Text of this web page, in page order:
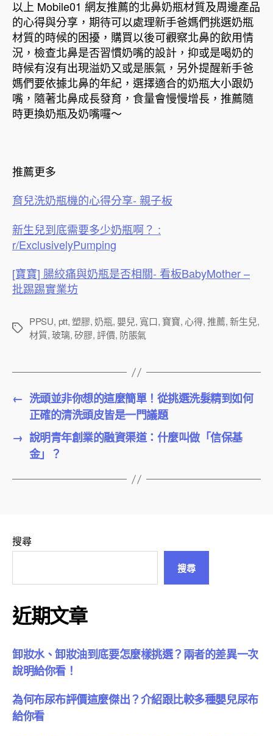
以上 Mobile01 網友推薦的北鼻奶瓶材質及周邊產品
的心得與分享，期待可以處理新手爸媽們挑選奶瓶
材質的時候的困擾，購買以後可觀察北鼻的飲用情
況，檢查北鼻是否習慣奶嘴的設計，抑或是喝奶的
時候有沒有出現溢奶又或是脹氣，另外提醒新手爸
媽們要依據北鼻的年紀，選擇適合的奶瓶大小跟奶
嘴，隨著北鼻成長發育，食量會慢慢增長，推薦隨
時更換奶瓶及奶嘴囉～
推薦更多
育兒洗奶瓶機的心得分享- 親子板
新生兒到底需要多少奶瓶啊？ :
r/ExclusivelyPumping
[寶寶] 腸絞痛與奶瓶是否相關- 看板BabyMother –
批踢踢實業坊
標
PPSU, ptt,塑膠,奶瓶, 嬰兒, 寬口, 寶寶, 心得,推薦,新生兒,
材質,玻璃,矽膠,評價, 防脹氣
← 洗頭並非你想的這麼簡單！從挑選洗髮精到如何
正確的清洗頭皮皆是一門議題
→ 說明青年創業的融資渠道：什麼叫做「信保基
金」？
搜尋
搜尋
近期文章
卸妝水、卸妝油到底要怎麼樣挑選？兩者的差異一次
說明給你看！
為何布尿布評價這麼傑出？介紹跟比較多種嬰兒尿布
給你看